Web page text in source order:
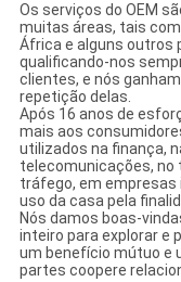
Os serviços do OEM
muitas áreas, tais
África e alguns outros
qualificando-nos
clientes, e nós
repetição delas.
Após 16 anos de
mais aos
utilizados na finança,
telecomunicações, no
tráfego, em empresas
uso da casa pela
Nós damos boas-
inteiro para explorar e
um benefício mútuo e
partes coopere